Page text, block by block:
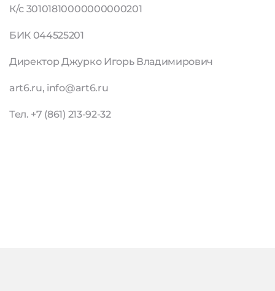
К/с 30101810000000000201
БИК 044525201
Директор Джурко Игорь Владимирович
art6.ru, info@art6.ru
Тел. +7 (861) 213-92-32